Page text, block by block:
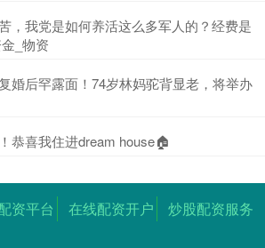
，我党是如何养活这么多军人的？经费是
_物资
婚后罕露面！74岁林妈驼背显老，将举办
恭喜我住进dream house🏠
资平台 在线配资开户 炒股配资服务